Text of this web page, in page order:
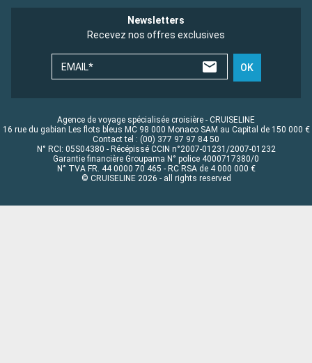
Newsletters
Recevez nos offres exclusives
EMAIL* OK
Agence de voyage spécialisée croisière - CRUISELINE
16 rue du gabian Les flots bleus MC 98 000 Monaco SAM au Capital de 150 000 €
Contact tel : (00) 377 97 97 84 50
N° RCI: 05S04380 - Récépissé CCIN n°2007-01231/2007-01232
Garantie financière Groupama N° police 4000717380/0
N° TVA FR. 44 0000 70 465 - RC RSA de 4 000 000 €
© CRUISELINE 2026 - all rights reserved